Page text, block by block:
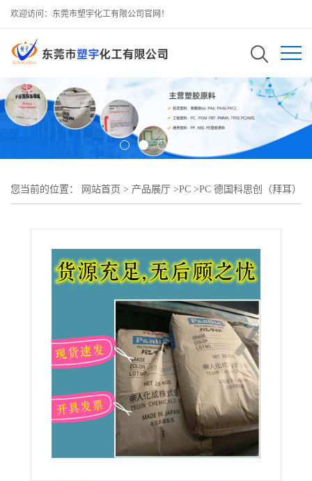
欢迎访问：东莞市塑宇化工有限公司官网！
您当前的位置： 网站首页 > 产品展厅 >PC >PC 德国科思创（拜耳）